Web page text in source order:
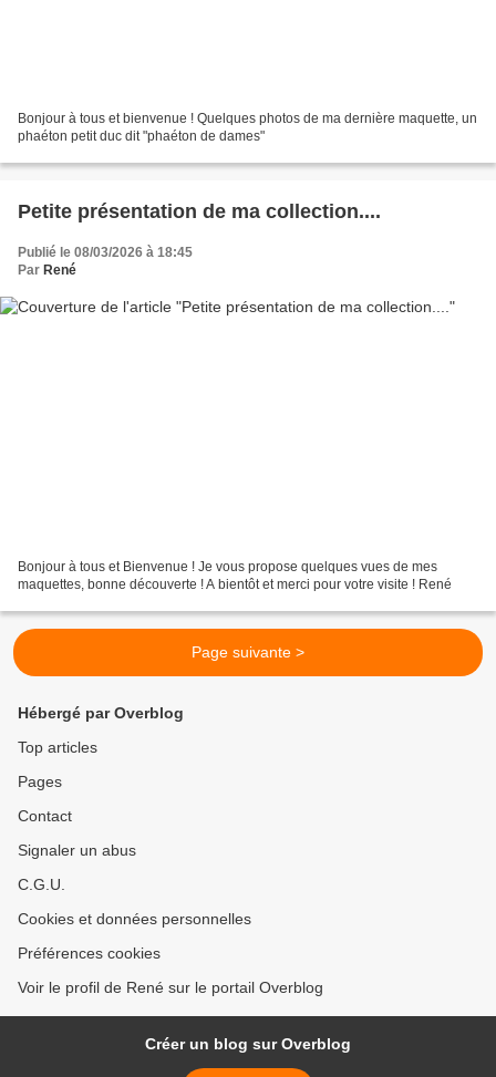
Bonjour à tous et bienvenue ! Quelques photos de ma dernière maquette, un
phaéton petit duc dit "phaéton de dames"
Petite présentation de ma collection....
Publié le 08/03/2026 à 18:45
Par René
Bonjour à tous et Bienvenue ! Je vous propose quelques vues de mes
maquettes, bonne découverte ! A bientôt et merci pour votre visite ! René
Page suivante >
Hébergé par Overblog
Top articles
Pages
Contact
Signaler un abus
C.G.U.
Cookies et données personnelles
Préférences cookies
Voir le profil de René sur le portail Overblog
Créer un blog sur Overblog